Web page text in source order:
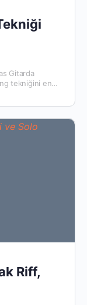
Gitarda
tekniğini en
Riff,